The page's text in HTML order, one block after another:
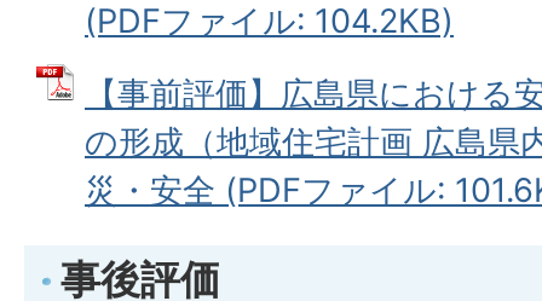
(PDFファイル: 104.2KB)
【事前評価】広島県における
の形成（地域住宅計画 広島県
災・安全 (PDFファイル:
事後評価